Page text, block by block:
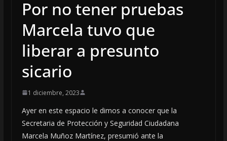
Por no tener pruebas
Marcela tuvo que
liberar a presunto
sicario
1 diciembre, 2023
Ayer en este espacio le dimos a conocer que la
Secretaria de Protección y Seguridad Ciudadana
Marcela Muñoz Martínez, presumió ante la